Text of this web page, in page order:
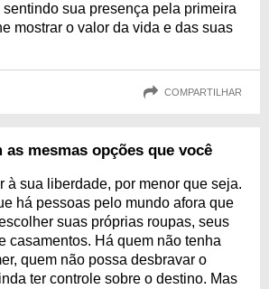
sua presença pela primeira
mostrar o valor da vida e das suas
COMPARTILHAR
as mesmas opções que você
à sua liberdade, por menor que seja.
há pessoas pelo mundo afora que
suas próprias roupas, seus
casamentos. Há quem não tenha
quem não possa desbravar o
ter controle sobre o destino. Mas